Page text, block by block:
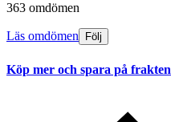
363 omdömen
Läs omdömen Följ
Köp mer och spara på frakten